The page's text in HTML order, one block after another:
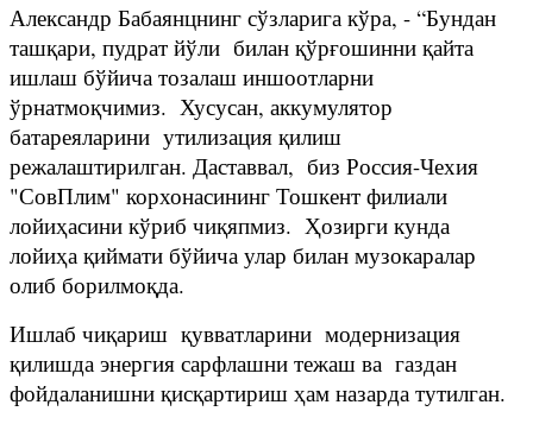
Александр Бабаянцнинг сўзларига кўра, - “Бундан
ташқари, пудрат йўли билан қўрғошинни қайта
ишлаш бўйича тозалаш иншоотларни
ўрнатмоқчимиз. Хусусан, аккумулятор
батареяларини утилизация қилиш
режалаштирилган. Даставвал, биз Россия-Чехия
"СовПлим" корхонасининг Тошкент филиали
лойиҳасини кўриб чиқяпмиз. Ҳозирги кунда
лойиҳа қиймати бўйича улар билан музокаралар
олиб борилмоқда.
Ишлаб чиқариш қувватларини модернизация
қилишда энергия сарфлашни тежаш ва газдан
фойдаланишни қисқартириш ҳам назарда тутилган.